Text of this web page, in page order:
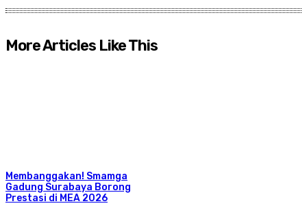
More Articles Like This
Membanggakan! Smamga
Gadung Surabaya Borong
Prestasi di MEA 2026